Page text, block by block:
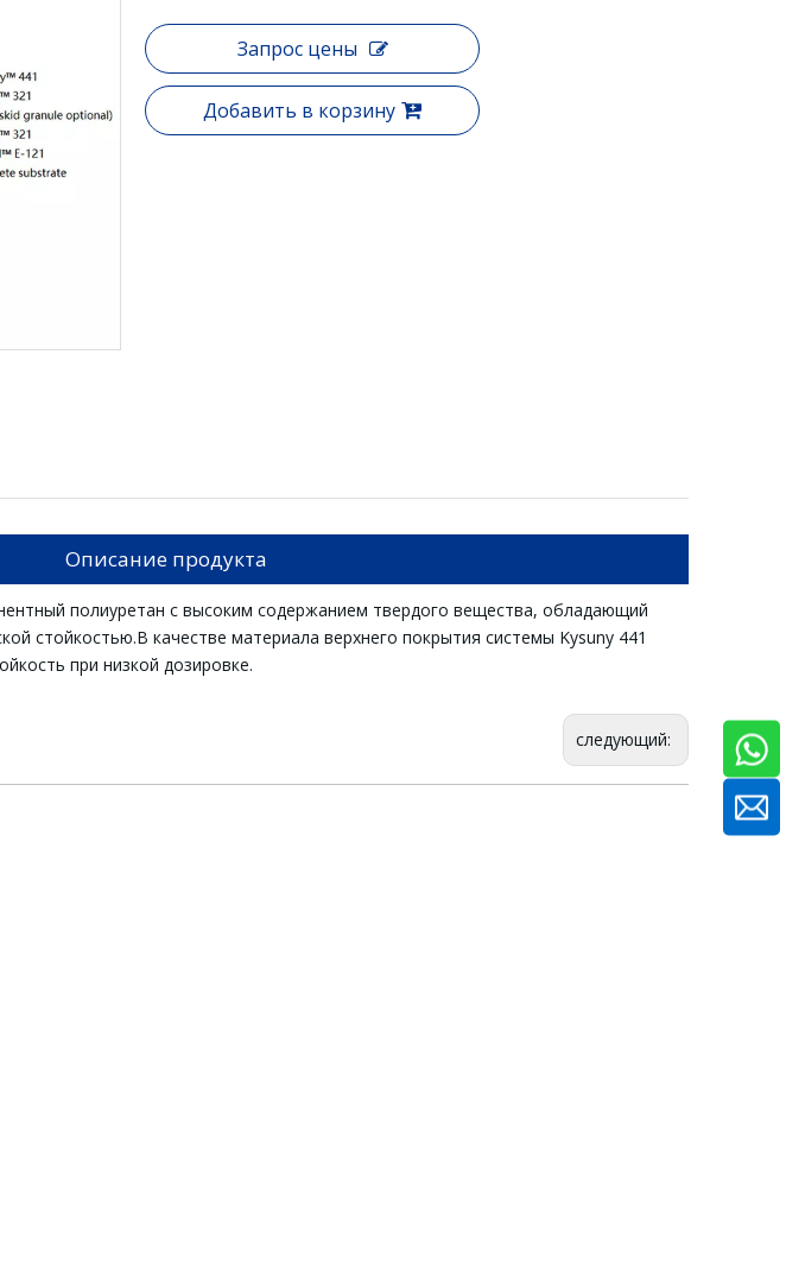
Запрос цены
Добавить в корзину
Описание продукта
полиуретан с высоким содержанием твердого вещества, обладающий
стойкостью.В качестве материала верхнего покрытия системы Kysuny 441
при низкой дозировке.
следующий: